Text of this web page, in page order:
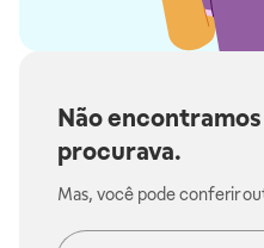
Não
procurava.
Mas, você pode conferir